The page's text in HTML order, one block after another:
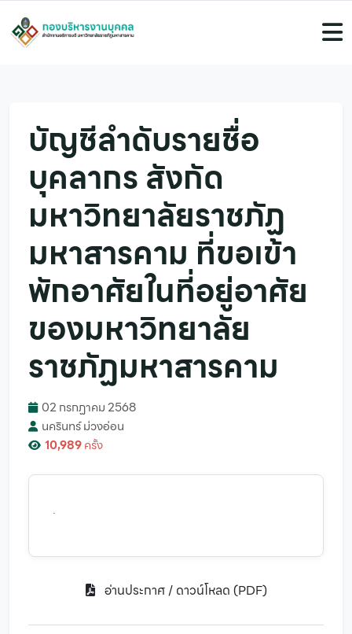
บัญชีลำดับรายชื่อ
บุคลากร สังกัด
มหาวิทยาลัยราชภัฏ
มหาสารคาม ที่ขอเข้า
พักอาศัยในที่อยู่อาศัย
ของมหาวิทยาลัย
ราชภัฏมหาสารคาม
02 กรกฏาคม 2568
นครินทร์ ม่วงอ่อน
10,989ครั้ง
.
อ่านประกาศ / ดาวน์โหลด (PDF)